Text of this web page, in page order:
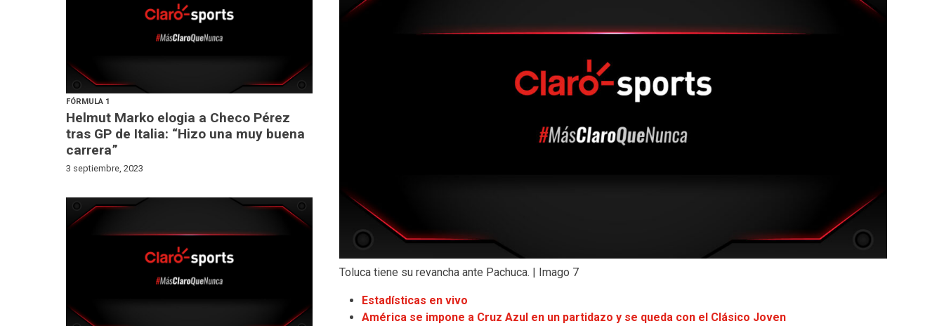
FÓRMULA 1
Helmut Marko elogia a Checo Pérez
tras GP de Italia: “Hizo una muy buena
carrera”
3 septiembre, 2023
Toluca tiene su revancha ante Pachuca. | Imago 7
Estadísticas en vivo
América se impone a Cruz Azul en un partidazo y se queda con el Clásico Joven